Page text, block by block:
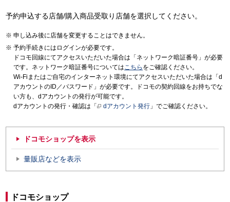
予約申込する店舗/購入商品受取り店舗を選択してください。
申し込み後に店舗を変更することはできません。
予約手続きにはログインが必要です。
ドコモ回線にてアクセスいただいた場合は「ネットワーク暗証番号」が必要
です。ネットワーク暗証番号についてはこちら をご確認ください。
Wi-Fiまたはご自宅のインターネット環境にてアクセスいただいた場合は「d
アカウントのID／パスワード」が必要です。ドコモの契約回線をお持ちでな
い方も、dアカウントの発行が可能です。
dアカウントの発行・確認は「
dアカウント発行 」でご確認ください。
ドコモショップを表示
量販店などを表示
ドコモショップ